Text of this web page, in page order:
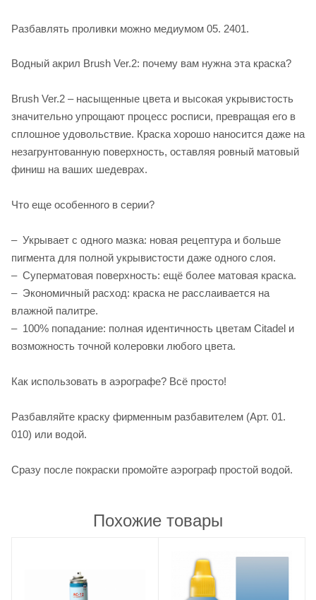
Разбавлять проливки можно медиумом 05. 2401.
Водный акрил Brush Ver.2: почему вам нужна эта краска?
Brush Ver.2 – насыщенные цвета и высокая укрывистость
значительно упрощают процесс росписи, превращая его в
сплошное удовольствие. Краска хорошо наносится даже на
незагрунтованную поверхность, оставляя ровный матовый
финиш на ваших шедеврах.
Что еще особенного в серии?
– Укрывает с одного мазка: новая рецептура и больше
пигмента для полной укрывистости даже одного слоя.
– Суперматовая поверхность: ещё более матовая краска.
– Экономичный расход: краска не расслаивается на
влажной палитре.
– 100% попадание: полная идентичность цветам Citadel и
возможность точной колеровки любого цвета.
Как использовать в аэрографе? Всё просто!
Разбавляйте краску фирменным разбавителем (Арт. 01.
010) или водой.
Сразу после покраски промойте аэрограф простой водой.
Похожие товары